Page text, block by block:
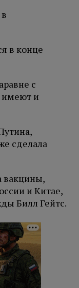
в конце
с
и
сделала
вакцины,
и Китае,
Билл Гейтс.